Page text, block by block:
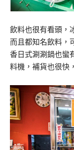
飲料也很有看頭，
而且都知名飲料，
香日式涮涮鍋也蠻
料機，補貨也很快